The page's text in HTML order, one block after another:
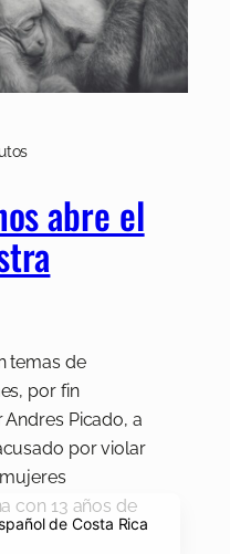
abre el
temas de
por fin
Picado, a
por violar
con 13 años de
de Costa Rica